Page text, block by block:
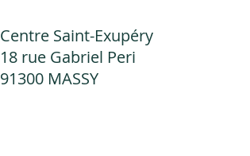
Centre Saint-Exupéry
18 rue Gabriel Peri
91300 MASSY